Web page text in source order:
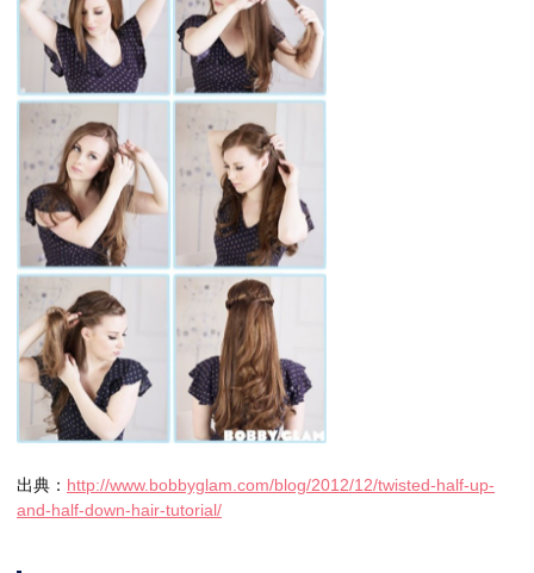
出典： http://www.bobbyglam.com/blog/2012/12/twisted-half-up-
and-half-down-hair-tutorial/